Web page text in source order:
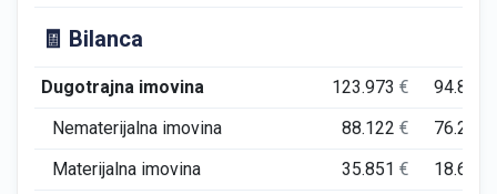
🧾 Bilanca
Dugotrajna imovina 123.973€ 94.885
Nematerijalna imovina
88.122€ 76.228
Materijalna imovina
35.851€ 18.657